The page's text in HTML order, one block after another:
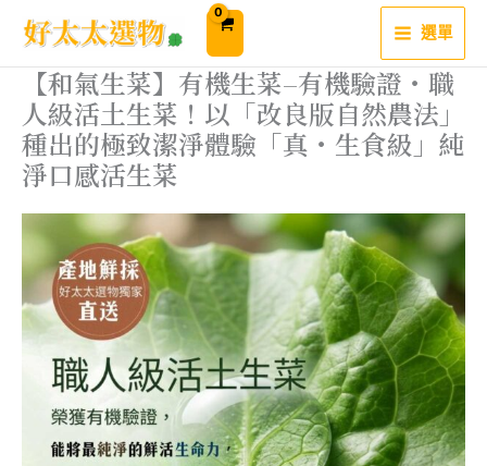
內
選單
【和氣生菜】有機生菜–有機驗證・職
人級活土生菜！以「改良版自然農法」
種出的極致潔淨體驗「真・生食級」純
淨口感活生菜